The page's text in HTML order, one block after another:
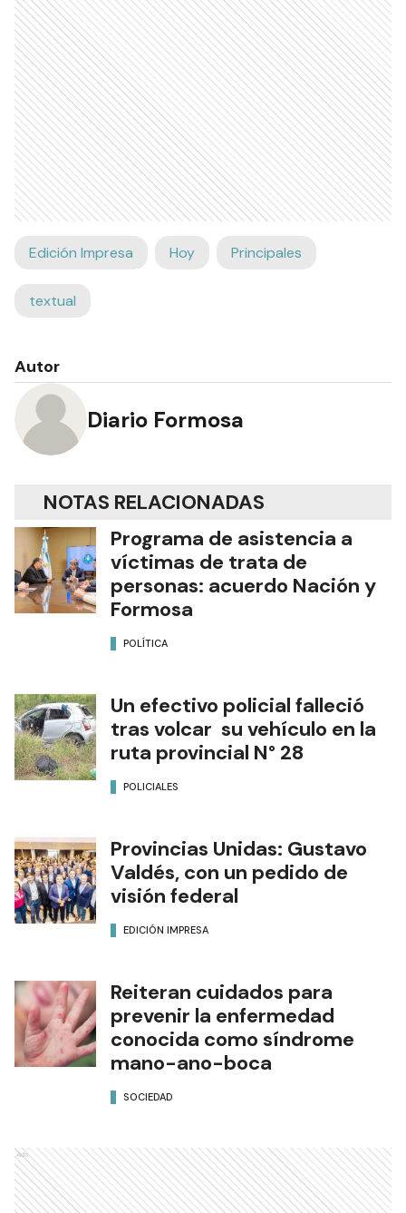
Edición Impresa Hoy Principales
textual
Autor
Diario Formosa
NOTAS RELACIONADAS
Programa de asistencia a
víctimas de trata de
personas: acuerdo Nación y
Formosa
POLÍTICA
Un efectivo policial falleció
tras volcar su vehículo en la
ruta provincial N° 28
POLICIALES
Provincias Unidas: Gustavo
Valdés, con un pedido de
visión federal
EDICIÓN IMPRESA
Reiteran cuidados para
prevenir la enfermedad
conocida como síndrome
mano-ano-boca
SOCIEDAD
Ads